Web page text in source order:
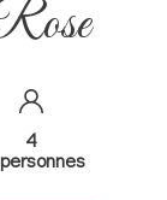
4
personnes